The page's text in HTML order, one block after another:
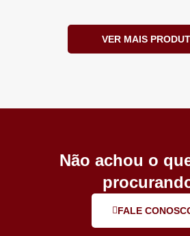
VER MAIS
Não achou o
FALE